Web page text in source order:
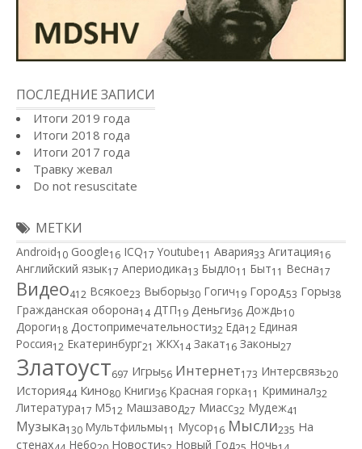
ПОСЛЕДНИЕ ЗАПИСИ
Итоги 2019 года
Итоги 2018 года
Итоги 2017 года
Травку жевал
Do not resuscitate
МЕТКИ
Android10 Google16 ICQ17 Youtube11 Авария33 Агитация16
Английский язык17 Апериодика13 Быдло11 Быт11 Весна17
Видео412 Всякое23 Выборы30 Гогич19 Город53 Горы38
Гражданская оборона14 ДТП19 Деньги36 Дождь10
Дороги18 Достопримечательности32 Еда12 Единая
Россия12 Екатеринбург21 ЖКХ14 Закат16 Законы27
Златоуст697 Игры56 Интернет173 Интерсвязь20
История44 Кино80 Книги36 Красная горка11 Криминал32
Литература17 М512 Машзавод27 Миасс32 Мудеж41
Музыка130 Мультфильмы11 Мусор16 Мысли235 На
стенах
Небо Новости Новый Год Ночь